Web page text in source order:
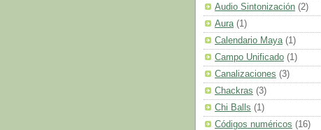
Audio Sintonización (2)
Aura (1)
Calendario Maya (1)
Campo Unificado (1)
Canalizaciones (3)
Chackras (3)
Chi Balls (1)
Códigos numéricos (16)